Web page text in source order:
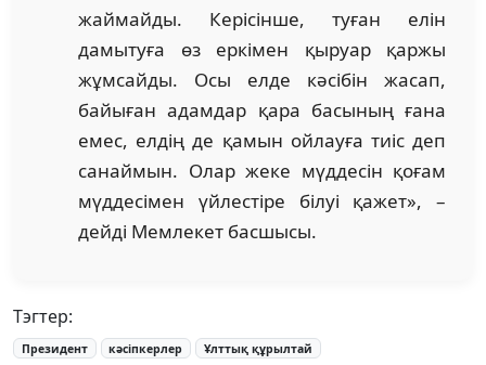
жаймайды. Керісінше, туған елін
дамытуға өз еркімен қыруар қаржы
жұмсайды. Осы елде кәсібін жасап,
байыған адамдар қара басының ғана
емес, елдің де қамын ойлауға тиіс деп
санаймын. Олар жеке мүддесін қоғам
мүддесімен үйлестіре білуі қажет», –
дейді Мемлекет басшысы.
Тэгтер:
Президент кәсіпкерлер Ұлттық құрылтай